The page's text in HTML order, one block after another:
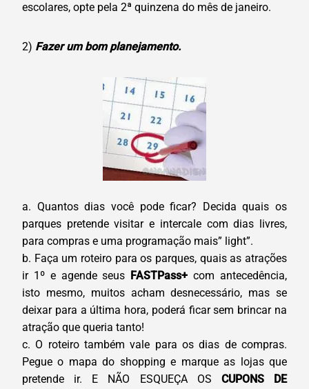
escolares, opte pela 2ª quinzena do mês de janeiro.
2) Fazer um bom planejamento.
a. Quantos dias você pode ficar? Decida quais os
parques pretende visitar e intercale com dias livres,
para compras e uma programação mais” light”.
b. Faça um roteiro para os parques, quais as atrações
ir 1º e agende seus FASTPass+ com antecedência,
isto mesmo, muitos acham desnecessário, mas se
deixar para a última hora, poderá ficar sem brincar na
atração que queria tanto!
c. O roteiro também vale para os dias de compras.
Pegue o mapa do shopping e marque as lojas que
pretende ir. E NÃO ESQUEÇA OS CUPONS DE